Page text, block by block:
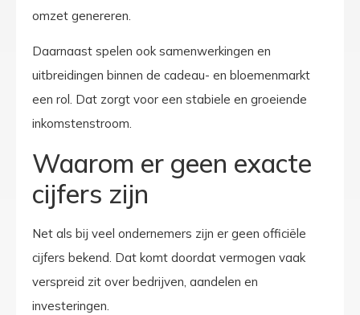
omzet genereren.
Daarnaast spelen ook samenwerkingen en
uitbreidingen binnen de cadeau- en bloemenmarkt
een rol. Dat zorgt voor een stabiele en groeiende
inkomstenstroom.
Waarom er geen exacte
cijfers zijn
Net als bij veel ondernemers zijn er geen officiële
cijfers bekend. Dat komt doordat vermogen vaak
verspreid zit over bedrijven, aandelen en
investeringen.